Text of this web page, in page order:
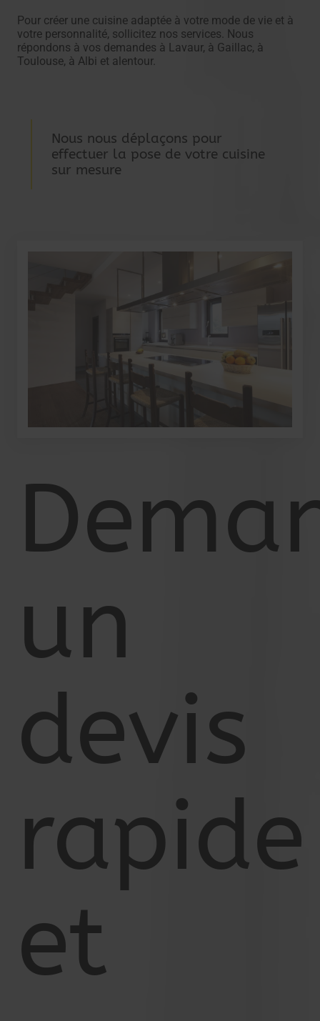
Pour créer une cuisine adaptée à votre mode de vie et à
votre personnalité, sollicitez nos services. Nous
répondons à vos demandes à Lavaur, à Gaillac, à
Toulouse, à Albi et alentour.
Nous nous déplaçons pour
effectuer la pose de votre cuisine
sur mesure
un
devis
rapide
et